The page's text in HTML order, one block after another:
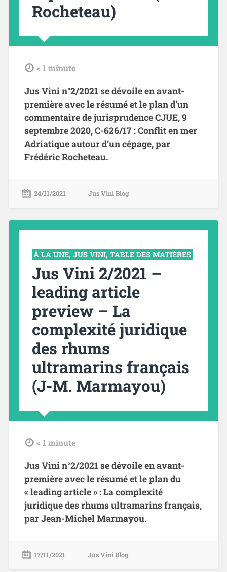
Rocheteau)
tdl < 1minute
Jus Vini n°2/2021 se dévoile en avant-
première avec le résumé et le plan d’un
commentaire de jurisprudence CJUE, 9
septembre 2020, C-626/17 : Conflit en mer
Adriatique autour d’un cépage, par
Frédéric Rocheteau.
24/11/2021 Jus Vini Blog
À LA UNE, JUS VINI, TABLE DES MATIÈRES
Jus Vini 2/2021 –
leading article
preview – La
complexité juridique
des rhums
ultramarins français
(J-M. Marmayou)
tdl < 1 minute
Jus Vini n°2/2021 se dévoile en avant-
première avec le résumé et le plan du
« leading article » : La complexité
juridique des rhums ultramarins français,
par Jean-Michel Marmayou.
17/11/2021 Jus Vini Blog